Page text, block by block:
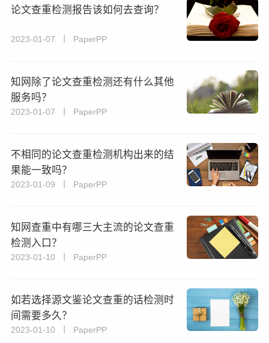
论文查重检测报告该如何去查询？
2023-01-07 丨 PaperPP
知网除了论文查重检测还有什么其他
服务吗？
2023-01-07 丨 PaperPP
不相同的论文查重检测机构出来的结
果能一致吗？
2023-01-09 丨 PaperPP
知网查重中有哪三大主流的论文查重
检测入口？
2023-01-10 丨 PaperPP
如若选择源文鉴论文查重的话检测时
间需要多久？
2023-01-10 丨 PaperPP